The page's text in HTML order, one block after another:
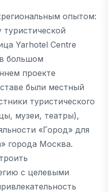
опытом:
Yarhotel Сentre
большом
проекте
были местный
туристического
музеи, театры),
«Город» для
города Москва.
с целевыми